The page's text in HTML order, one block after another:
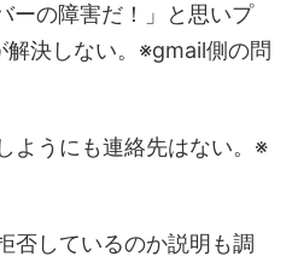
ーの障害だ！」と思いプ
解決しない。※gmail側の問
ようにも連絡先はない。※
否しているのか説明も調